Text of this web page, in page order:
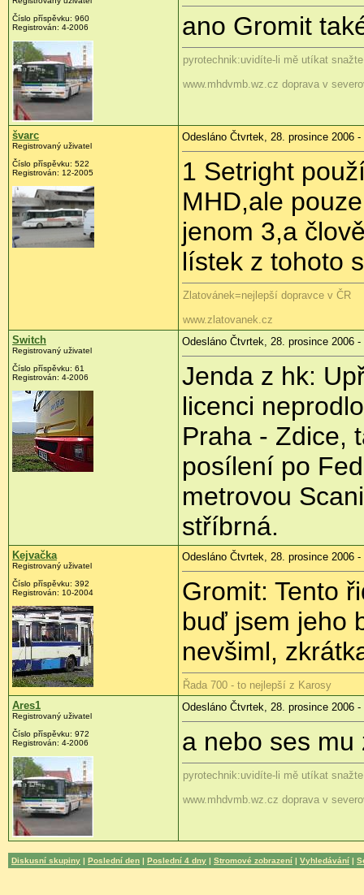
Číslo příspěvku: 960
Registrován: 4-2006
ano Gromit
pyrotechnik:uvidíte-li mě utíkat
www.mhdvmb.wz.cz doprava v
švarc
Registrovaný uživatel
Číslo příspěvku: 522
Registrován: 12-2005
Odesláno Čtvrtek, 28. prosince 2006 -
1 Setright
MHD,ale
jenom 3,a
lístek z tohoto
Zlatovánek=nejlepší dopravce v ČR
www.zlatovanek.cz
Switch
Registrovaný uživatel
Číslo příspěvku: 61
Registrován: 4-2006
Odesláno Čtvrtek, 28. prosince 2006 -
Jenda z hk:
licenci
Praha - Zdice,
posílení po
metrovou
stříbrná.
Kejvačka
Registrovaný uživatel
Číslo příspěvku: 392
Registrován: 10-2004
Odesláno Čtvrtek, 28. prosince 2006 -
Gromit: Tento
buď jsem jeho
nevšiml,
Řada 700 - to nejlepší z Karosy
Ares1
Registrovaný uživatel
Číslo příspěvku: 972
Registrován: 4-2006
Odesláno Čtvrtek, 28. prosince 2006 -
a nebo ses
pyrotechnik:uvidíte-li mě utíkat
www.mhdvmb.wz.cz doprava v
Diskusní skupiny | Poslední den | Poslední 4 dny | Stromové zobrazení | Vyhledávání |